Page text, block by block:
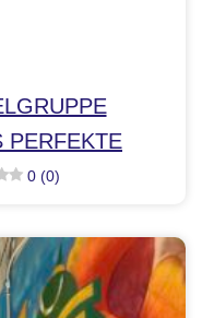
PERFEKTE
0 (0)